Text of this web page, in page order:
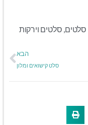
סלטים, סלטים וירקות
הבא
סלט קישואים ומלון